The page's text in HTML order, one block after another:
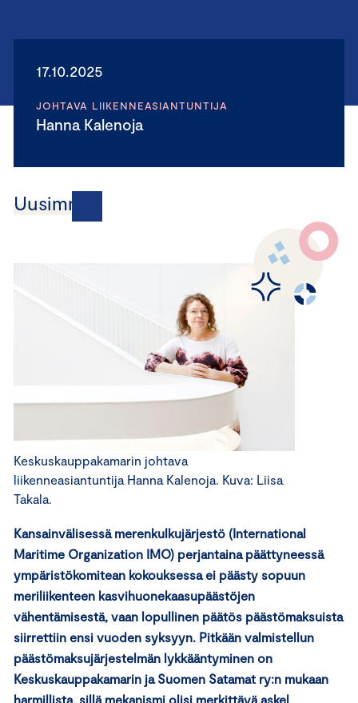
17.10.2025
JOHTAVA LIIKENNEASIANTUNTIJA
Hanna Kalenoja
Uusimmat
Keskuskauppakamarin johtava
liikenneasiantuntija Hanna Kalenoja. Kuva: Liisa
Takala.
Kansainvälisessä merenkulkujärjestö (International
Maritime Organization IMO) perjantaina päättyneessä
ympäristökomitean kokouksessa ei päästy sopuun
meriliikenteen kasvihuonekaasupäästöjen
vähentämisestä, vaan lopullinen päätös päästömaksuista
siirrettiin ensi vuoden syksyyn. Pitkään valmistellun
päästömaksujärjestelmän lykkääntyminen on
Keskuskauppakamarin ja Suomen Satamat ry:n mukaan
harmillista, sillä mekanismi olisi merkittävä askel